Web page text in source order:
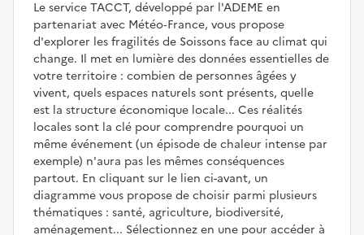
Le service TACCT, développé par l'ADEME en
partenariat avec Météo‑France, vous propose
d'explorer les fragilités de Soissons face au climat qui
change. Il met en lumière des données essentielles de
votre territoire : combien de personnes âgées y
vivent, quels espaces naturels sont présents, quelle
est la structure économique locale... Ces réalités
locales sont la clé pour comprendre pourquoi un
même événement (un épisode de chaleur intense par
exemple) n'aura pas les mêmes conséquences
partout. En cliquant sur le lien ci-avant, un
diagramme vous propose de choisir parmi plusieurs
thématiques : santé, agriculture, biodiversité,
aménagement... Sélectionnez en une pour accéder à